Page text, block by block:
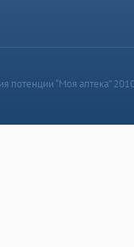
потенции “Моя аптека”